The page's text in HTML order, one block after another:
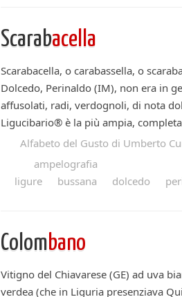
Scarabacella
Scarabacella, o carabassella, o
Dolcedo, Perinaldo (IM), non era in
affusolati, radi, verdognoli, di nota
Ligucibario® è la più ampia,
Alfabeto del Gusto di Umberto
ampelografia
ligure
bussana dolcedo
Colombano
Vitigno del Chiavarese (GE) ad uva
verdea (che in Liguria presenziava